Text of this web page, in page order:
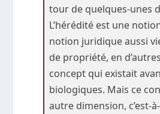
tour de quelques-unes
L’hérédité est une
notion juridique aussi
de propriété, en
concept qui existait
biologiques. Mais ce
autre dimension, c’est-